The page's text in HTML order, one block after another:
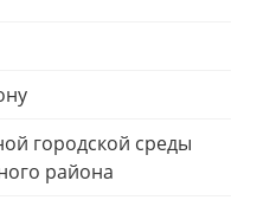
городской среды
района